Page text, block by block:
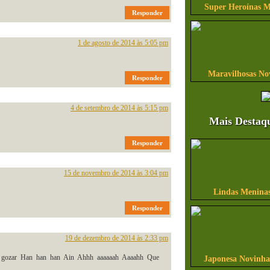
Responder
1 de agosto de 2014 às 5:05 pm
Responder
4 de setembro de 2014 às 5:15 pm
Responder
15 de novembro de 2014 às 3:04 pm
Responder
19 de dezembro de 2014 às 2:33 pm
Han han han Ain Ahhh aaaaaah Aaaahh Que
Super Heroínas
Maravilhosas
Mais
Lindas
Japonesa